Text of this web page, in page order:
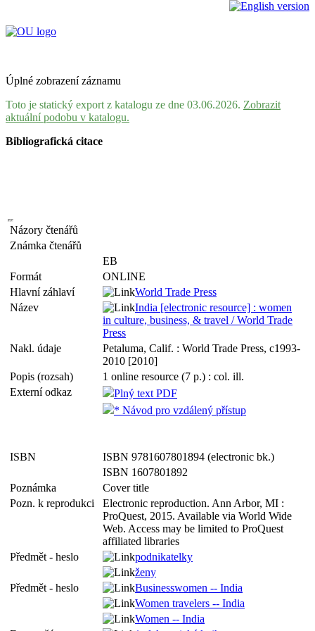
Úplné zobrazení záznamu
Toto je statický export z katalogu ze dne 03.06.2026. Zobrazit
aktuální podobu v katalogu.
Bibliografická citace
Názory čtenářů
Známka čtenářů
EB
Formát
ONLINE
Hlavní záhlaví
World Trade Press
Název
India [electronic resource] : women
in culture, business, & travel / World Trade
Press
Nakl. údaje
Petaluma, Calif. : World Trade Press, c1993-
2010 [2010]
Popis (rozsah)
1 online resource (7 p.) : col. ill.
Externí odkaz
Plný text PDF
* Návod pro vzdálený přístup
ISBN
ISBN 9781607801894 (electronic bk.)
ISBN 1607801892
Poznámka
Cover title
Pozn. k reprodukci
Electronic reproduction. Ann Arbor, MI :
ProQuest, 2015. Available via World Wide
Web. Access may be limited to ProQuest
affiliated libraries
Předmět - heslo
podnikatelky
ženy
Předmět - heslo
Businesswomen -- India
Women travelers -- India
Women -- India